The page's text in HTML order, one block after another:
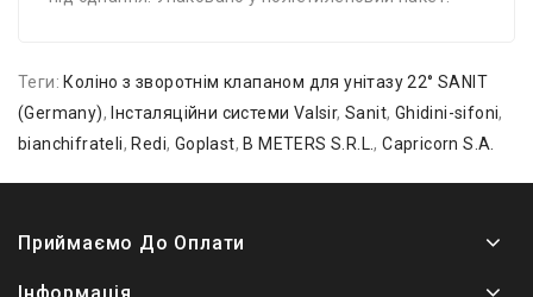
Теги: Коліно з зворотнім клапаном для унітазу 22° SANIT
(Germany), Інсталяційни системи Valsir,Sanit, Ghidini-sifoni,
bianchifrateli, Redi, Goplast, B METERS S.R.L.,Capricorn S.A.
Приймаємо До Оплати